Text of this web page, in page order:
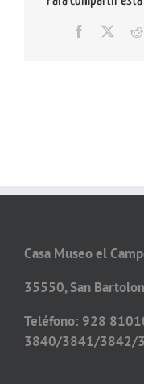
Facebook
Casa Museo el
35550, San
Teléfono: 928
3840/3841/3842/